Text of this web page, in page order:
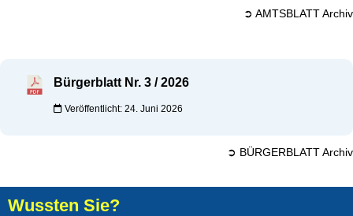
➲ AMTSBLATT Archiv
Bürgerblatt Nr. 3 / 2026
Veröffentlicht: 24. Juni 2026
➲ BÜRGERBLATT Archiv
Wussten Sie?